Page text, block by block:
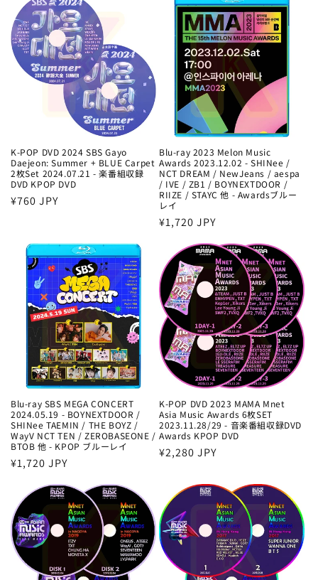
格
K-POP DVD 2024 SBS Gayo
Daejeon: Summer + BLUE Carpet
2枚Set 2024.07.21 - 楽番組収録
DVD KPOP DVD
通
¥760 JPY
Blu-ray 2023 Melon Music
Awards 2023.12.02 - SHINee /
NCT DREAM / NewJeans / aespa
/ IVE / ZB1 / BOYNEXTDOOR /
RIIZE / STAYC 他 - Awardsブルー
レイ
通
価
格
¥1,720 JPY
Blu-ray SBS MEGA CONCERT
2024.05.19 - BOYNEXTDOOR /
SHINee TAEMIN / THE BOYZ /
WayV NCT TEN / ZEROBASEONE /
BTOB 他 - KPOP ブルーレイ
通
価
格
¥1,720 JPY
K-POP DVD 2023 MAMA Mnet
Asia Music Awards 6枚SET
2023.11.28/29 - 音楽番組収録DVD
Awards KPOP DVD
通
格
¥2,280 JPY